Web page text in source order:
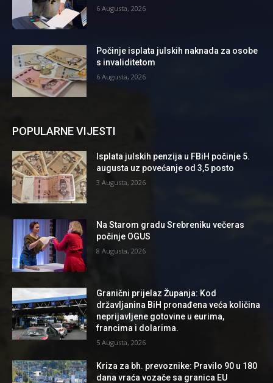
6 Augusta, 2026
Počinje isplata julskih naknada za osobe
s invaliditetom
6 Augusta, 2026
POPULARNE VIJESTI
Isplata julskih penzija u FBiH počinje 5.
augusta uz povećanje od 3,5 posto
3 Augusta, 2026
Na Starom gradu Srebreniku večeras
počinje OGUS
8 Augusta, 2026
Granični prijelaz Županja: Kod
državljanina BiH pronađena veća količina
neprijavljene gotovine u eurima,
francima i dolarima.
5 Augusta, 2026
Kriza za bh. prevoznike: Pravilo 90 u 180
dana vraća vozače sa granica EU